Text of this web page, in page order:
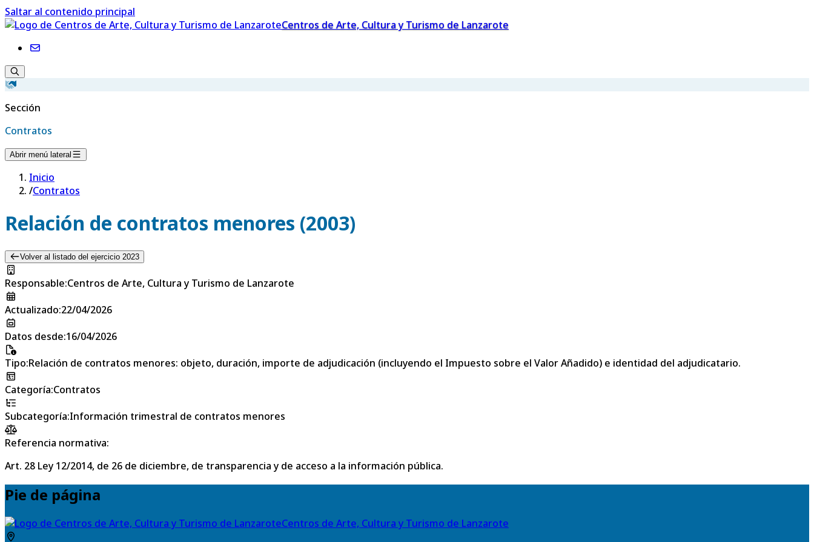
Saltar al contenido principal
Centros de Arte, Cultura y Turismo de Lanzarote
Sección
Contratos
Abrir menú lateral
Inicio
/Contratos
Relación de contratos menores (2003)
Volver al listado del ejercicio 2023
Responsable:Centros de Arte, Cultura y Turismo de Lanzarote
Actualizado:22/04/2026
Datos desde:16/04/2026
Tipo:Relación de contratos menores: objeto, duración, importe de adjudicación (incluyendo el Impuesto sobre el Valor Añadido) e identidad del adjudicatario.
Categoría:Contratos
Subcategoría:Información trimestral de contratos menores
Referencia normativa:
Art. 28 Ley 12/2014, de 26 de diciembre, de transparencia y de acceso a la información pública.
Pie de página
Centros de Arte, Cultura y Turismo de Lanzarote